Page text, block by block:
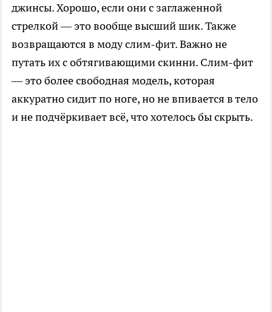
джинсы. Хорошо, если они с заглаженной
стрелкой — это вообще высший шик. Также
возвращаются в моду слим-фит. Важно не
путать их с обтягивающими скинни. Слим-фит
— это более свободная модель, которая
аккуратно сидит по ноге, но не впивается в тело
и не подчёркивает всё, что хотелось бы скрыть.